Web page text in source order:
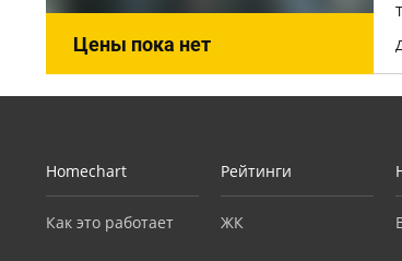
Цены пока нет
Homechart
Как это работает
Рейтинги
ЖК